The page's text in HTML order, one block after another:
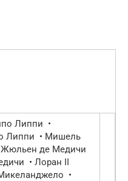
Липпи •
Липпи • Мишель
Жюльен де Медичи
• Лоран II
•